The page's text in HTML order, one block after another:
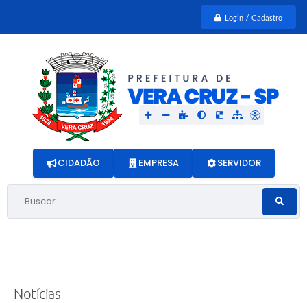
Login / Cadastro
Buscar...
CIDADÃO EMPRESA SERVIDOR
Notícias